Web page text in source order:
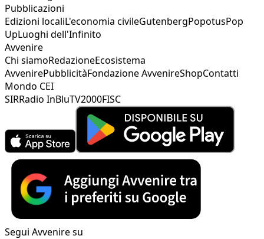
Pubblicazioni
Edizioni localiL'economia civileGutenbergPopotusPop
UpLuoghi dell'Infinito
Avvenire
Chi siamoRedazioneEcosistema
AvvenirePubblicitàFondazione AvvenireShopContatti
Mondo CEI
SIRRadio InBluTV2000FISC
Segui Avvenire su